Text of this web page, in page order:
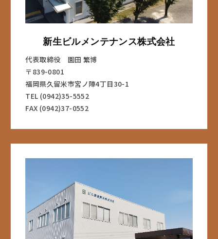
新生ビルメンテナンス株式会社
代表取締役 園田 繁博
〒839-0801
福岡県久留米市宮ノ陣4丁目30-1
TEL (0942)35-5552
FAX (0942)37-0552